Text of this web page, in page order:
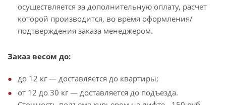
осуществляется за дополнительную оплату, расчет
которой производится, во время оформления/
подтверждения заказа менеджером.
Заказ весом до:
до 12 кг — доставляется до квартиры;
от 12 до 30 кг — доставляется до подъезда.